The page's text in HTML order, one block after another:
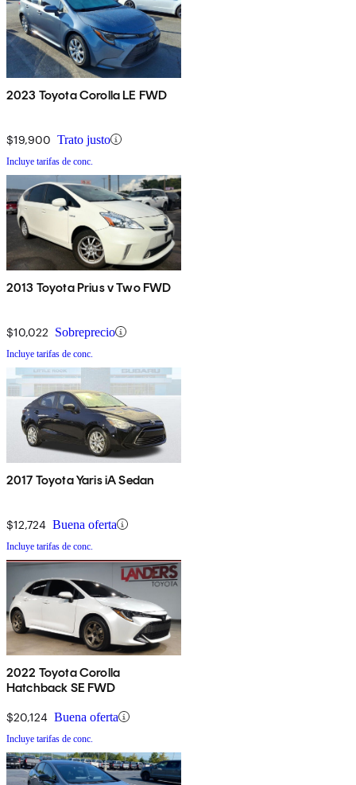
2023 Toyota Corolla LE FWD
$19,900 Trato justo
Incluye tarifas de conc.
2013 Toyota Prius v Two FWD
$10,022 Sobreprecio
Incluye tarifas de conc.
2017 Toyota Yaris iA Sedan
$12,724 Buena oferta
Incluye tarifas de conc.
2022 Toyota Corolla
Hatchback SE FWD
$20,124 Buena oferta
Incluye tarifas de conc.